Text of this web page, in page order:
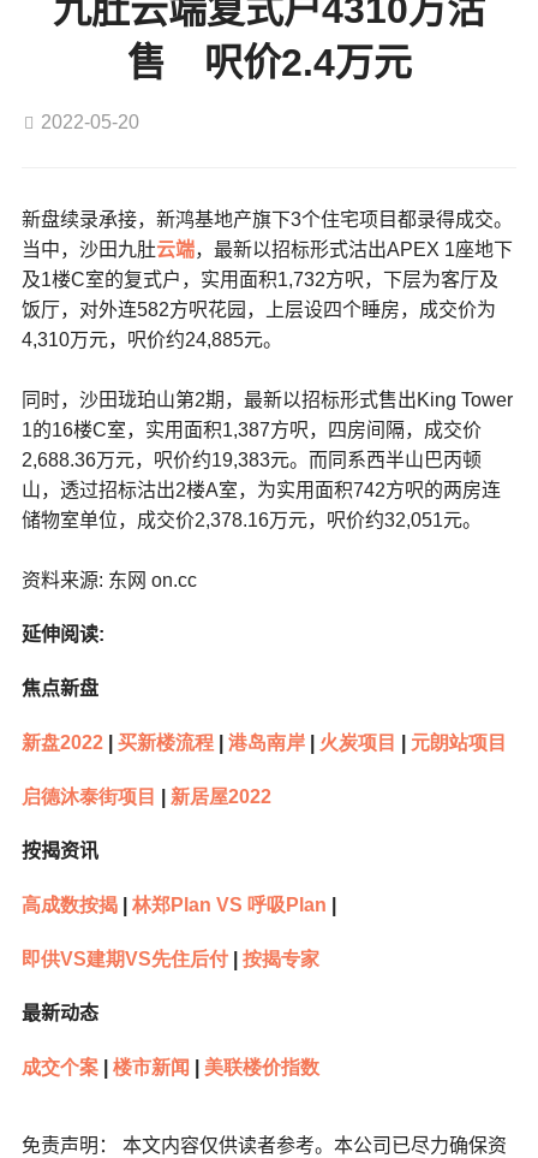
九肚云端复式户4310万沽
售 呎价2.4万元
2022-05-20
新盘续录承接，新鸿基地产旗下3个住宅项目都录得成交。
当中，沙田九肚云端，最新以招标形式沽出APEX 1座地下
及1楼C室的复式户，实用面积1,732方呎，下层为客厅及
饭厅，对外连582方呎花园，上层设四个睡房，成交价为
4,310万元，呎价约24,885元。
同时，沙田珑珀山第2期，最新以招标形式售出King Tower
1的16楼C室，实用面积1,387方呎，四房间隔，成交价
2,688.36万元，呎价约19,383元。而同系西半山巴丙顿
山，透过招标沽出2楼A室，为实用面积742方呎的两房连
储物室单位，成交价2,378.16万元，呎价约32,051元。
资料来源: 东网 on.cc
延伸阅读:
焦点新盘
新盘2022| 买新楼流程| 港岛南岸| 火炭项目 元朗站项目
启德沐泰街项目 新居屋2022
按揭资讯
高成数按揭| 林郑Plan VS 呼吸Plan
即供VS建期VS先住后付 按揭专家
最新动态
成交个案 楼市新闻 美联楼价指数
免责声明： 本文内容仅供读者参考。本公司已尽力确保资